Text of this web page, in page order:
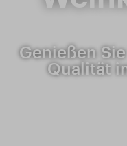
Genießen
Qualität